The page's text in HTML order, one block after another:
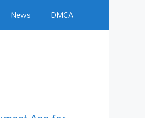
News DMCA